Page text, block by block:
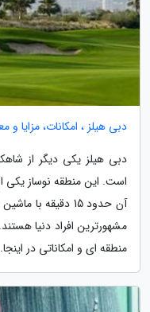
دبی هیلز ، امکانات، مزایا
دبی هیلز یکی دیگر از
است. این منطقه نوساز یکی
آن حدود 15 دقیقه
مشهورترین افراد دنیا
منطقه ای و امکاناتی در